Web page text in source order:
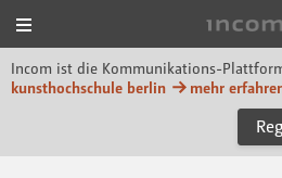
Incom ist die Kommunikations-
kunsthochschule berlin
mehr